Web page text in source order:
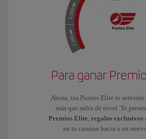
Para ganar
Ahora, tus Puntos Elite te servirán
más que subir de nivel. Te
Premios Elite, regalos exclusivos
en tu camino hacia a un